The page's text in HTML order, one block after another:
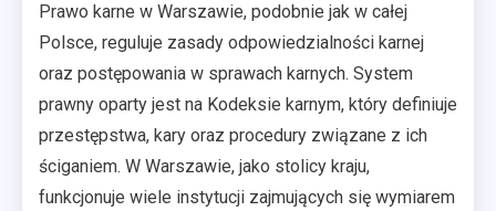
Prawo karne w Warszawie, podobnie jak w całej
Polsce, reguluje zasady odpowiedzialności karnej
oraz postępowania w sprawach karnych. System
prawny oparty jest na Kodeksie karnym, który definiuje
przestępstwa, kary oraz procedury związane z ich
ściganiem. W Warszawie, jako stolicy kraju,
funkcjonuje wiele instytucji zajmujących się wymiarem